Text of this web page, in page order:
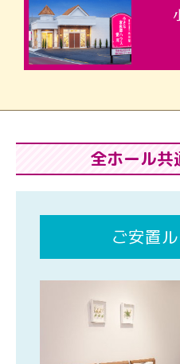
全ホール
ご安置